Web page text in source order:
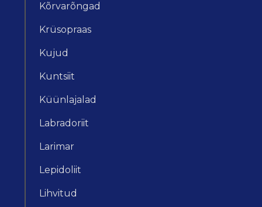
Kõrvarõngad
Krüsopraas
Kujud
Kuntsiit
Küünlajalad
Labradoriit
Larimar
Lepidoliit
Lihvitud